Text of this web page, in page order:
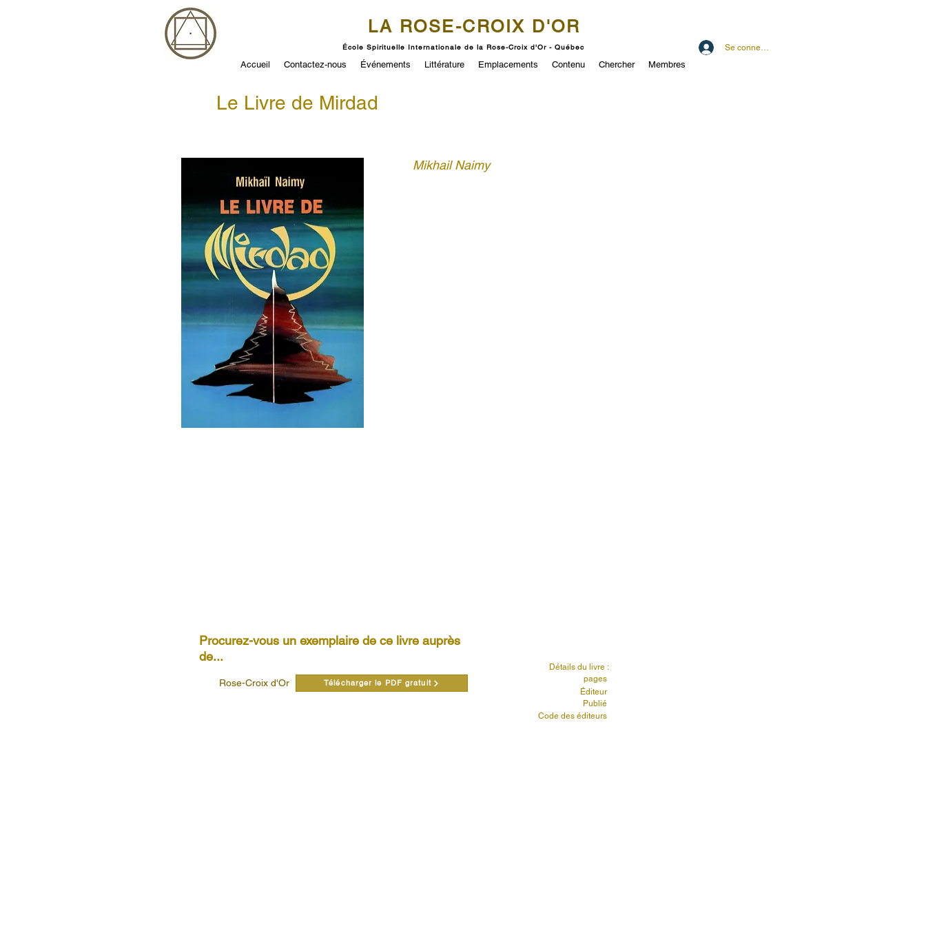
LA ROSE-CROIX D'OR
École Spirituelle Internationale de la Rose-Croix d'Or - Québec Se connecter
Accueil Contactez-nous Événements Littérature Emplacements Contenu Chercher Membres
Le Livre de Mirdad
Mikhail Naimy
Procurez-vous un exemplaire de ce livre auprès
de...
Rose-Croix d'Or Télécharger le PDF gratuit
Détails du livre :
pages
Éditeur
Publié
Code des éditeurs